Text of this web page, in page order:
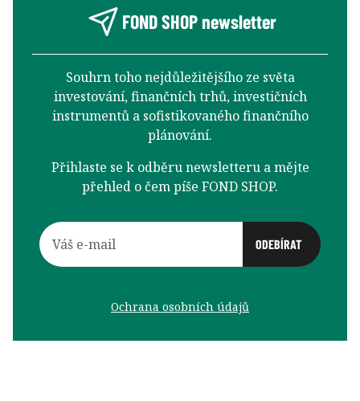
FOND SHOP newsletter
Souhrn toho nejdůležitějšího ze světa
investování, finančních trhů, investičních
instrumentů a sofistikovaného finančního
plánování.
Přihlaste se k odběru newsletteru a mějte
přehled o čem píše FOND SHOP.
Ochrana osobních údajů